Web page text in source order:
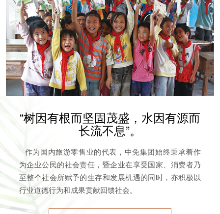
“树因有根而坚固茂盛，水因有源而
长流不息”。
作为国内旅游零售业的代表，中免集团始终秉承着作
为企业公民的社会责任，暨企业在享受国家、消费者乃
至整个社会所赋予的生存和发展机遇的同时，亦积极以
行业道德行为和成果贡献回馈社会。